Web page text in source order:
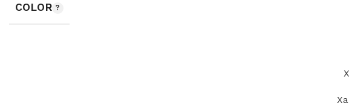
COLOR